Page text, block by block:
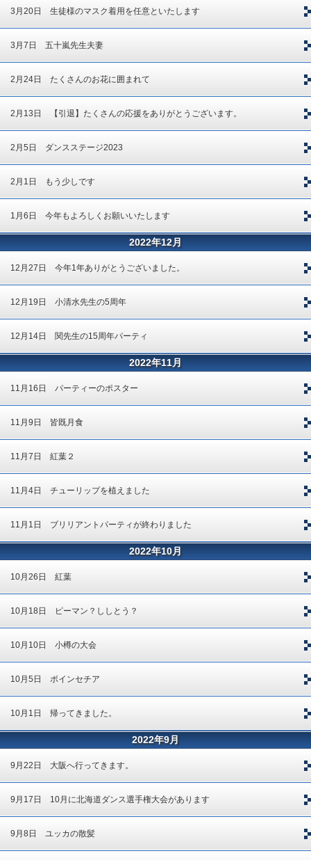
3月20日 生徒様のマスク着用を任意といたします
3月7日 五十嵐先生夫妻
2月24日 たくさんのお花に囲まれて
2月13日 【引退】たくさんの応援をありがとうございます。
2月5日 ダンスステージ2023
2月1日 もう少しです
1月6日 今年もよろしくお願いいたします
2022年12月
12月27日 今年1年ありがとうございました。
12月19日 小清水先生の5周年
12月14日 関先生の15周年パーティ
2022年11月
11月16日 パーティーのポスター
11月9日 皆既月食
11月7日 紅葉２
11月4日 チューリップを植えました
11月1日 ブリリアントパーティが終わりました
2022年10月
10月26日 紅葉
10月18日 ピーマン？ししとう？
10月10日 小樽の大会
10月5日 ポインセチア
10月1日 帰ってきました。
2022年9月
9月22日 大阪へ行ってきます。
9月17日 10月に北海道ダンス選手権大会があります
9月8日 ユッカの散髪